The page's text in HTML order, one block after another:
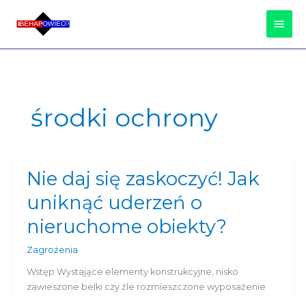
środki ochrony
Nie daj się zaskoczyć! Jak
uniknąć uderzeń o
nieruchome obiekty?
Zagrożenia
Wstęp Wystające elementy konstrukcyjne, nisko
zawieszone belki czy źle rozmieszczone wyposażenie
Nie
daj
się
zaskoczyć!
Jak
uniknąć